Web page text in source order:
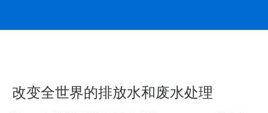
改变全世界的排放水和废水处理